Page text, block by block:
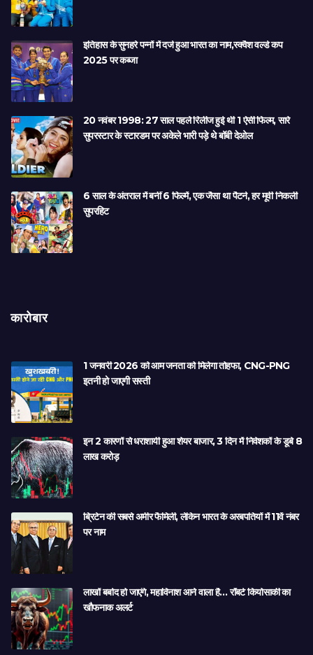
इतिहास के सुनहरे पन्नों में दर्ज हुआ भारत का नाम,स्क्वैश वर्ल्ड कप
2025 पर कब्जा
20 नवंबर 1998: 27 साल पहले रिलीज हुई थी 1 ऐसी फिल्म, सारे
सुपरस्टार के स्टारडम पर अकेले भारी पड़े थे बॉबी देओल
6 साल के अंतराल में बनीं 6 फिल्में, एक जैसा था पैटर्न, हर मूवी निकली
सुपरहिट
कारोबार
1 जनवरी 2026 को आम जनता को मिलेगा तोहफा, CNG-PNG
इतनी हो जाएगी सस्ती
इन 2 कारणों से धराशायी हुआ शेयर बाजार, 3 दिन में निवेशकों के डूबे 8
लाख करोड़
ब्रिटेन की सबसे अमीर फैमिली, लेकिन भारत के अरबपतियों में 11वें नंबर
पर नाम
लाखों बर्बाद हो जाएंगे, महाविनाश आने वाला है… रॉबर्ट कियोसाकी का
खौफनाक अलर्ट